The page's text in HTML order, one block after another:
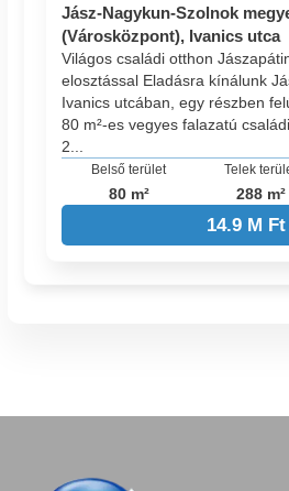
Jász-Nagykun-Szolnok
(Városközpont), Ivanics utca
Világos családi otthon
elosztással Eladásra kínálunk
Ivanics utcában, egy részben
80 m²-es vegyes falazatú
2...
Belső terület
80 m²
Telek
288 m²
14.9 M Ft